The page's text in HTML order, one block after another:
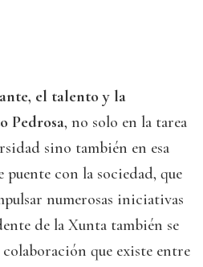
el talento y la
Pedrosa, no solo en la tarea
sino también en esa
con la sociedad, que
numerosas iniciativas
de la Xunta también se
que existe entre